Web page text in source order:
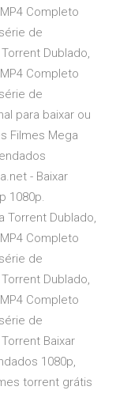
Completo
de
Dublado,
Completo
de
para baixar ou
Filmes Mega
- Baixar
1080p.
Torrent Dublado,
Completo
de
Dublado,
Completo
de
Baixar
1080p,
torrent grátis